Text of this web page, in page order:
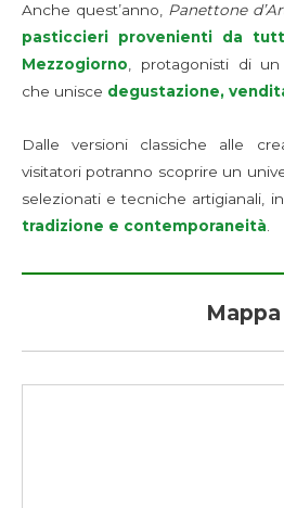
Anche quest’anno, Panettone
pasticcieri provenienti da
Mezzogiorno, protagonisti di un
che unisce degustazione,
Dalle versioni classiche alle
visitatori potranno scoprire un
selezionati e tecniche artigianali,
tradizione e contemporaneità.
Mappa